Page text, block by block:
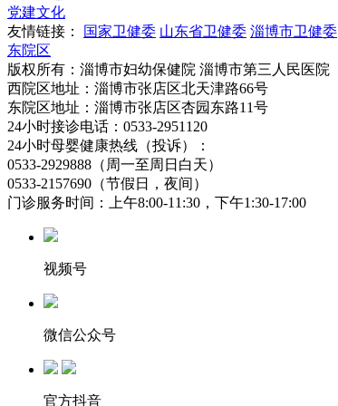
党建文化
友情链接：
国家卫健委 山东省卫健委 淄博市卫健委
东院区
版权所有：淄博市妇幼保健院 淄博市第三人民医院
西院区地址：淄博市张店区北天津路66号
东院区地址：淄博市张店区杏园东路11号
24小时接诊电话：0533-2951120
24小时母婴健康热线（投诉）：
0533-2929888（周一至周日白天）
0533-2157690（节假日，夜间）
门诊服务时间：上午8:00-11:30，下午1:30-17:00
视频号
微信公众号
官方抖音